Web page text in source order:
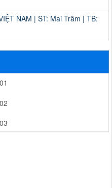
NAM | ST: Mai Trâm | TB: